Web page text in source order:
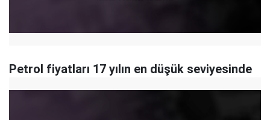
Petrol fiyatları 17 yılın en düşük seviyesinde